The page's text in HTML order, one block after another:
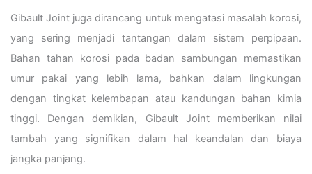
Gibault Joint juga dirancang untuk mengatasi masalah korosi,
yang sering menjadi tantangan dalam sistem perpipaan.
Bahan tahan korosi pada badan sambungan memastikan
umur pakai yang lebih lama, bahkan dalam lingkungan
dengan tingkat kelembapan atau kandungan bahan kimia
tinggi. Dengan demikian, Gibault Joint memberikan nilai
tambah yang signifikan dalam hal keandalan dan biaya
jangka panjang.